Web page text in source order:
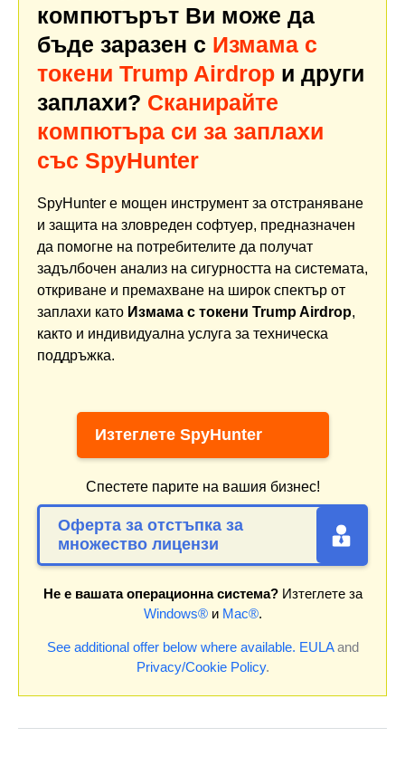
компютърът Ви може да
бъде заразен с Измама с
токени Trump Airdrop и други
заплахи? Сканирайте
компютъра си за заплахи
със SpyHunter
SpyHunter е мощен инструмент за отстраняване
и защита на зловреден софтуер, предназначен
да помогне на потребителите да получат
задълбочен анализ на сигурността на системата,
откриване и премахване на широк спектър от
заплахи като Измама с токени Trump Airdrop,
както и индивидуална услуга за техническа
поддръжка.
Изтеглете SpyHunter
Спестете парите на вашия бизнес!
Оферта за отстъпка за
множество лицензи
Не е вашата операционна система?Изтеглете за
Windows®и Mac®.
See additional offer below where available. EULAand
Privacy/Cookie Policy.